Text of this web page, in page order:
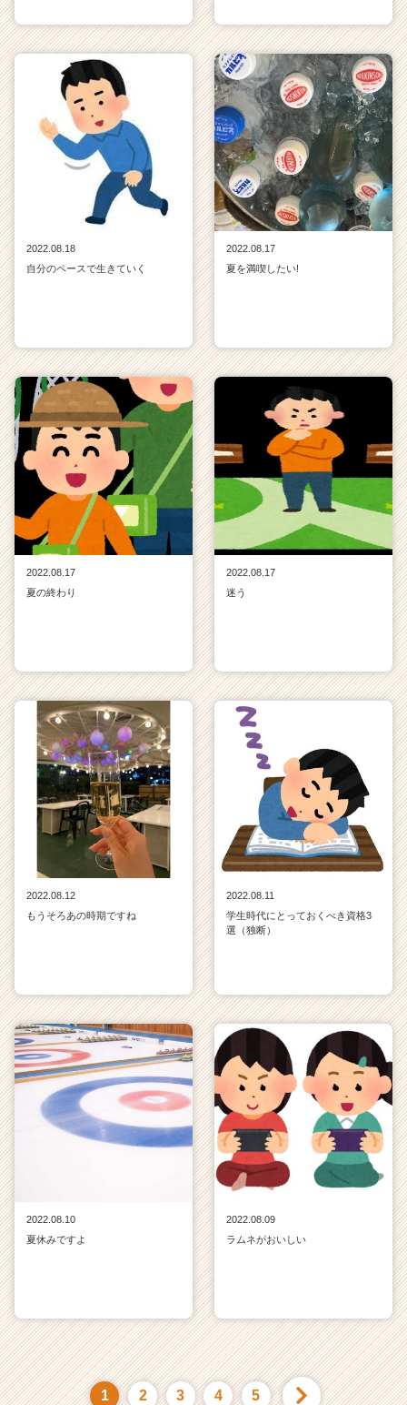
2022.08.18
自分のペースで生きていく
2022.08.17
夏を満喫したい!
2022.08.17
夏の終わり
2022.08.17
迷う
2022.08.12
もうそろあの時期ですね
2022.08.11
学生時代にとっておくべき資格3
選（独断）
2022.08.10
夏休みですよ
2022.08.09
ラムネがおいしい
1 2 3 4 5